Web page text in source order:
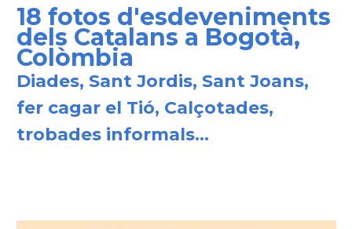
18 fotos d'esdeveniments
dels Catalans a Bogotà,
Colòmbia
Diades, Sant Jordis, Sant Joans,
fer cagar el Tió, Calçotades,
trobades informals...